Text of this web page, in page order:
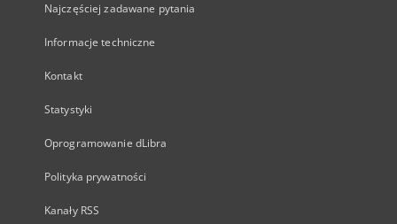
Najczęściej zadawane pytania
Informacje techniczne
Kontakt
Statystyki
Oprogramowanie dLibra
Polityka prywatności
Kanały RSS